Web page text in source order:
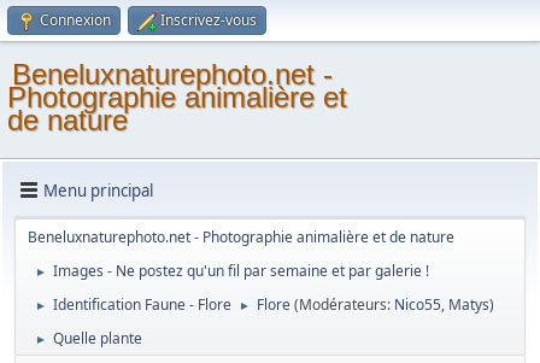
Connexion Inscrivez-vous
Beneluxnaturephoto.net -
Photographie animalière et
de nature
Menu principal
Beneluxnaturephoto.net - Photographie animalière et de nature
► Images - Ne postez qu'un fil par semaine et par galerie !
► Identification Faune - Flore ► Flore(Modérateurs: Nico55, Matys)
► Quelle plante